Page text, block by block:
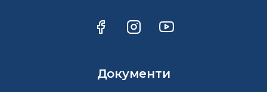
Документи